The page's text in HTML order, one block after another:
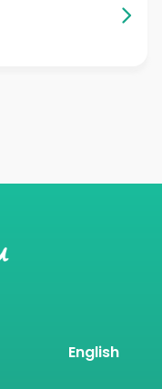
English